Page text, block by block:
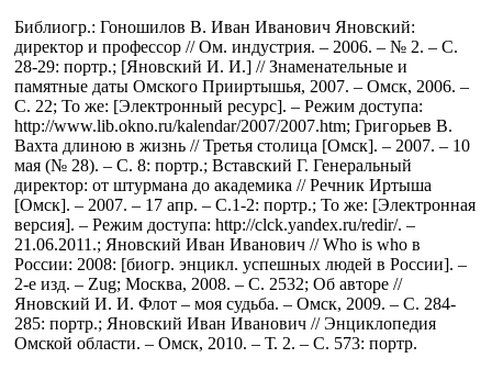
Библиогр.: Гоношилов В. Иван Иванович Яновский:
директор и профессор // Ом. индустрия. – 2006. – № 2. – С.
28-29: портр.; [Яновский И. И.] // Знаменательные и
памятные даты Омского Прииртышья, 2007. – Омск, 2006. –
С. 22; То же: [Электронный ресурс]. – Режим доступа:
http://www.lib.okno.ru/kalendar/2007/2007.htm; Григорьев В.
Вахта длиною в жизнь // Третья столица [Омск]. – 2007. – 10
мая (№ 28). – С. 8: портр.; Вставский Г. Генеральный
директор: от штурмана до академика // Речник Иртыша
[Омск]. – 2007. – 17 апр. – С.1-2: портр.; То же: [Электронная
версия]. – Режим доступа: http://clck.yandex.ru/redir/. –
21.06.2011.; Яновский Иван Иванович // Who is who в
России: 2008: [биогр. энцикл. успешных людей в России]. –
2-е изд. – Zug; Москва, 2008. – С. 2532; Об авторе //
Яновский И. И. Флот – моя судьба. – Омск, 2009. – С. 284-
285: портр.; Яновский Иван Иванович // Энциклопедия
Омской области. – Омск, 2010. – Т. 2. – С. 573: портр.